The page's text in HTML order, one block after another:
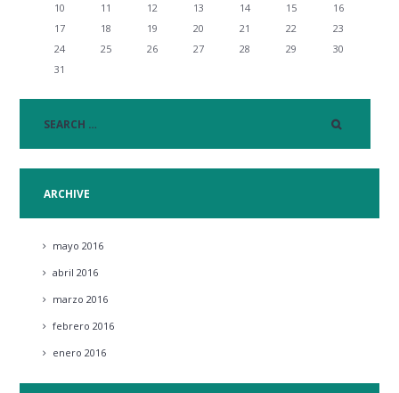
10
11 12 13 14 15
16
17
18 19 20 21 22
23
24
25 26 27 28 29
30
31
ARCHIVE
mayo 2016
abril 2016
marzo 2016
febrero 2016
enero 2016